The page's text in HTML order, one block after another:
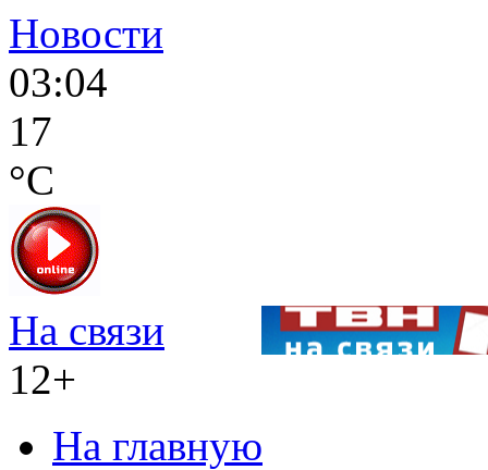
Новости
03:04
17
°C
На связи
12+
На главную